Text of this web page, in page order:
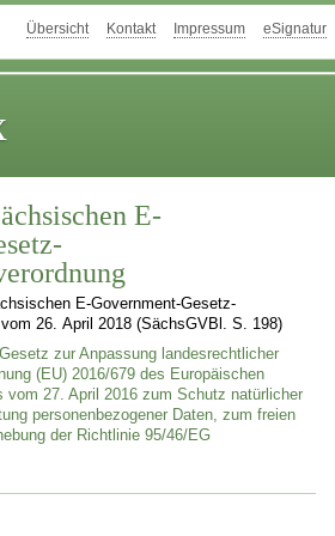
Übersicht Kontakt Impressum eSignatur
E-
E-Government-Gesetz-
26. April 2018 (SächsGVBl. S. 198)
Gesetz zur Anpassung landesrechtlicher
(EU) 2016/679 des Europäischen
vom 27. April 2016 zum Schutz natürlicher
personenbezogener Daten, zum freien
der Richtlinie 95/46/EG